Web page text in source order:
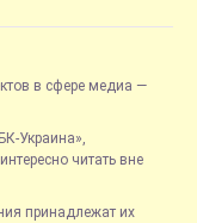
в сфере медиа —
Украина»,
читать вне
принадлежат их